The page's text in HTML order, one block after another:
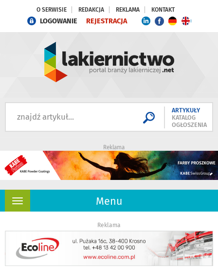
O SERWISIE REDAKCJA REKLAMA KONTAKT
LOGOWANIE REJESTRACJA
ARTYKUŁY
KATALOG
OGŁOSZENIA
Reklama
Menu
Rozwiń
Reklama